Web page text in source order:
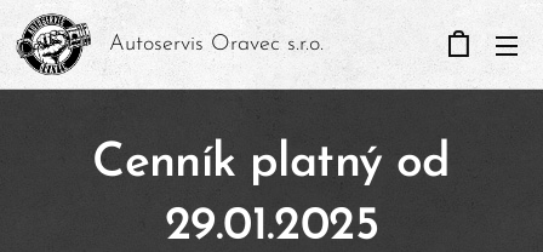
Autoservis Oravec s.r.o.
Cenník platný od
29.01.2025